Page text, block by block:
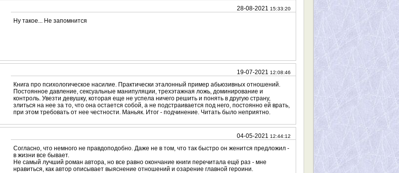
28-08-2021 15:33:20
Ну такое... Не запомнится
19-07-2021 12:08:46
Книга про психологическое насилие. Практически эталонный пример абьюзивных отношений.
Постоянное давление, сексуальные манипуляции, трехэтажная ложь, доминирование и
контроль. Увезти девушку, которая еще не успела ничего решить и понять в другую страну,
злиться на нее за то, что она остается собой, а не подстраивается под него, постоянно ей врать,
при этом требовать от нее честности. Маньяк. Итог - подчинение. Читать было неприятно.
04-05-2021 12:44:12
Согласно, что немного не правдоподобно. Даже не в том, что так быстро он женится предложил -
в жизни все бывает.
Не самый лучший роман автора, но все равно окончание книги перечитала ещё раз - мне
нравиться, как автор описывает выяснение отношений и озарение главной героини.